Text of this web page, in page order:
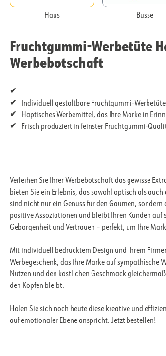
Haus Busse
Fruchtgummi-Werbetüte
Werbebotschaft
Individuell gestaltbare Fruchtgummi-
Haptisches Werbemittel, das Ihre Marke in
Frisch produziert in feinster Fruchtgummi-
Verleihen Sie Ihrer Werbebotschaft das gewisse
bieten Sie ein Erlebnis, das sowohl optisch als
sind nicht nur ein Genuss für den Gaumen,
positive Assoziationen und bleibt Ihren Kunden
Geborgenheit und Vertrauen – perfekt, um Ihre
Mit individuell bedrucktem Design und Ihrem
Werbegeschenk, das Ihre Marke auf sympathische
Nutzen und den köstlichen Geschmack
den Köpfen bleibt.
Holen Sie sich noch heute diese kreative und
auf emotionaler Ebene anspricht. Jetzt bestellen!